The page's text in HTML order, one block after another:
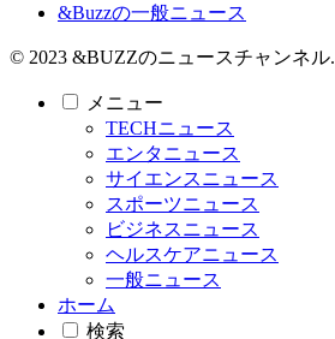
&Buzzの一般ニュース
© 2023 &BUZZのニュースチャンネル.
メニュー
TECHニュース
エンタニュース
サイエンスニュース
スポーツニュース
ビジネスニュース
ヘルスケアニュース
一般ニュース
ホーム
検索